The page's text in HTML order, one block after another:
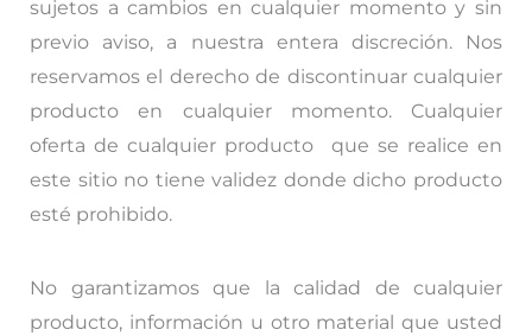
sujetos a cambios en cualquier momento y sin
previo aviso, a nuestra entera discreción. Nos
reservamos el derecho de discontinuar cualquier
producto en cualquier momento. Cualquier
oferta de cualquier producto que se realice en
este sitio no tiene validez donde dicho producto
esté prohibido.
No garantizamos que la calidad de cualquier
producto, información u otro material que usted